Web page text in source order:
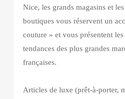
Nice, les grands magasins et
boutiques vous réservent un
couture » et vous présentent
tendances des plus grandes
françaises.
Articles de luxe (prêt-à-porter,